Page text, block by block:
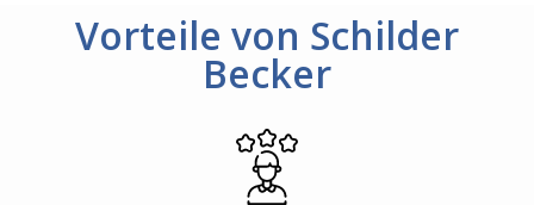
Vorteile von Schilder
Becker